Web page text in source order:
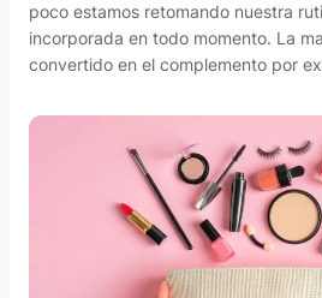
poco estamos retomando nuestra
incorporada en todo momento. La
convertido en el complemento por